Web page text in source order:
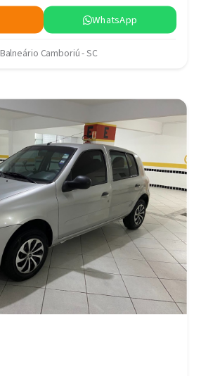
WhatsApp
Balneário Camboriú - SC